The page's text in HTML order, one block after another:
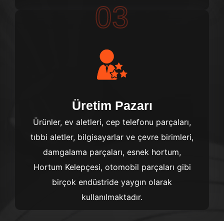
03
Üretim Pazarı
Ürünler, ev aletleri, cep telefonu parçaları,
tıbbi aletler, bilgisayarlar ve çevre birimleri,
damgalama parçaları, esnek hortum,
Hortum Kelepçesi, otomobil parçaları gibi
birçok endüstride yaygın olarak
kullanılmaktadır.